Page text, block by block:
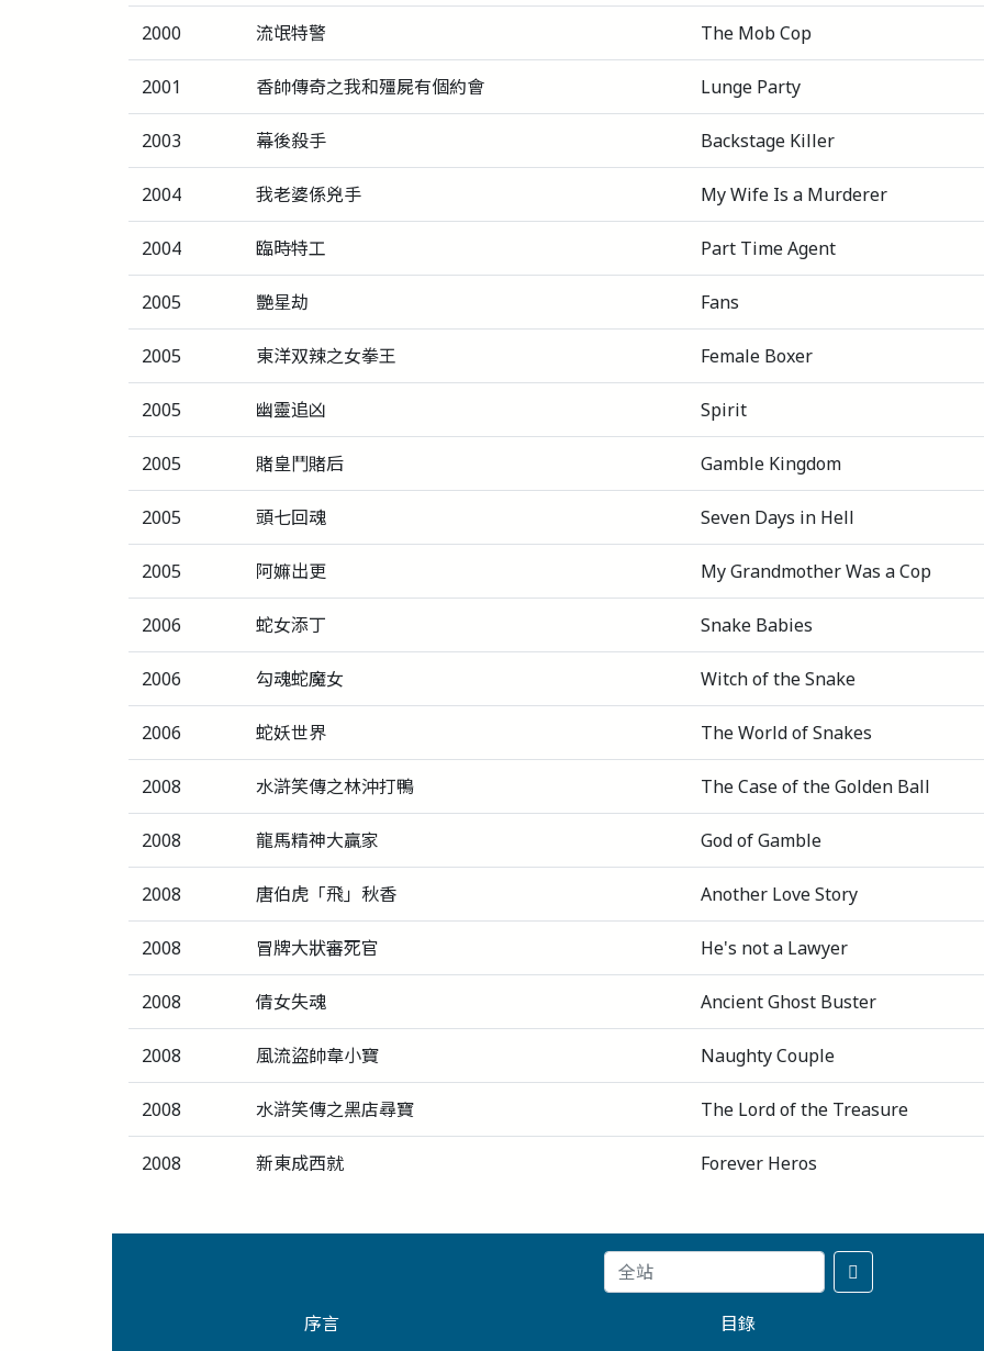
2000 流氓特警 The Mob Cop
2001 香帥傳奇之我和殭屍有個約會 Lunge Party
2003 幕後殺手 Backstage Killer
2004 我老婆係兇手 My Wife Is a Murderer
2004 臨時特工 Part Time Agent
2005 艷星劫 Fans
2005 東洋双辣之女拳王 Female Boxer
2005 幽靈追凶 Spirit
2005 賭皇鬥賭后 Gamble Kingdom
2005 頭七回魂 Seven Days in Hell
2005 阿嫲出更 My Grandmother Was a Cop
2006 蛇女添丁 Snake Babies
2006 勾魂蛇魔女 Witch of the Snake
2006 蛇妖世界 The World of Snakes
2008 水滸笑傳之林沖打鴨 The Case of the Golden Ball
2008 龍馬精神大贏家 God of Gamble
2008 唐伯虎「飛」秋香 Another Love Story
2008 冒牌大狀審死官 He's not a Lawyer
2008 倩女失魂 Ancient Ghost Buster
2008 風流盜帥韋小寶 Naughty Couple
2008 水滸笑傳之黑店尋寶 The Lord of the Treasure
2008 新東成西就 Forever Heros
序言 目錄